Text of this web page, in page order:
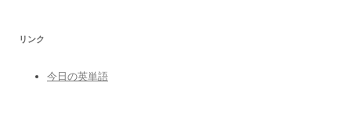
リンク
今日の英単語